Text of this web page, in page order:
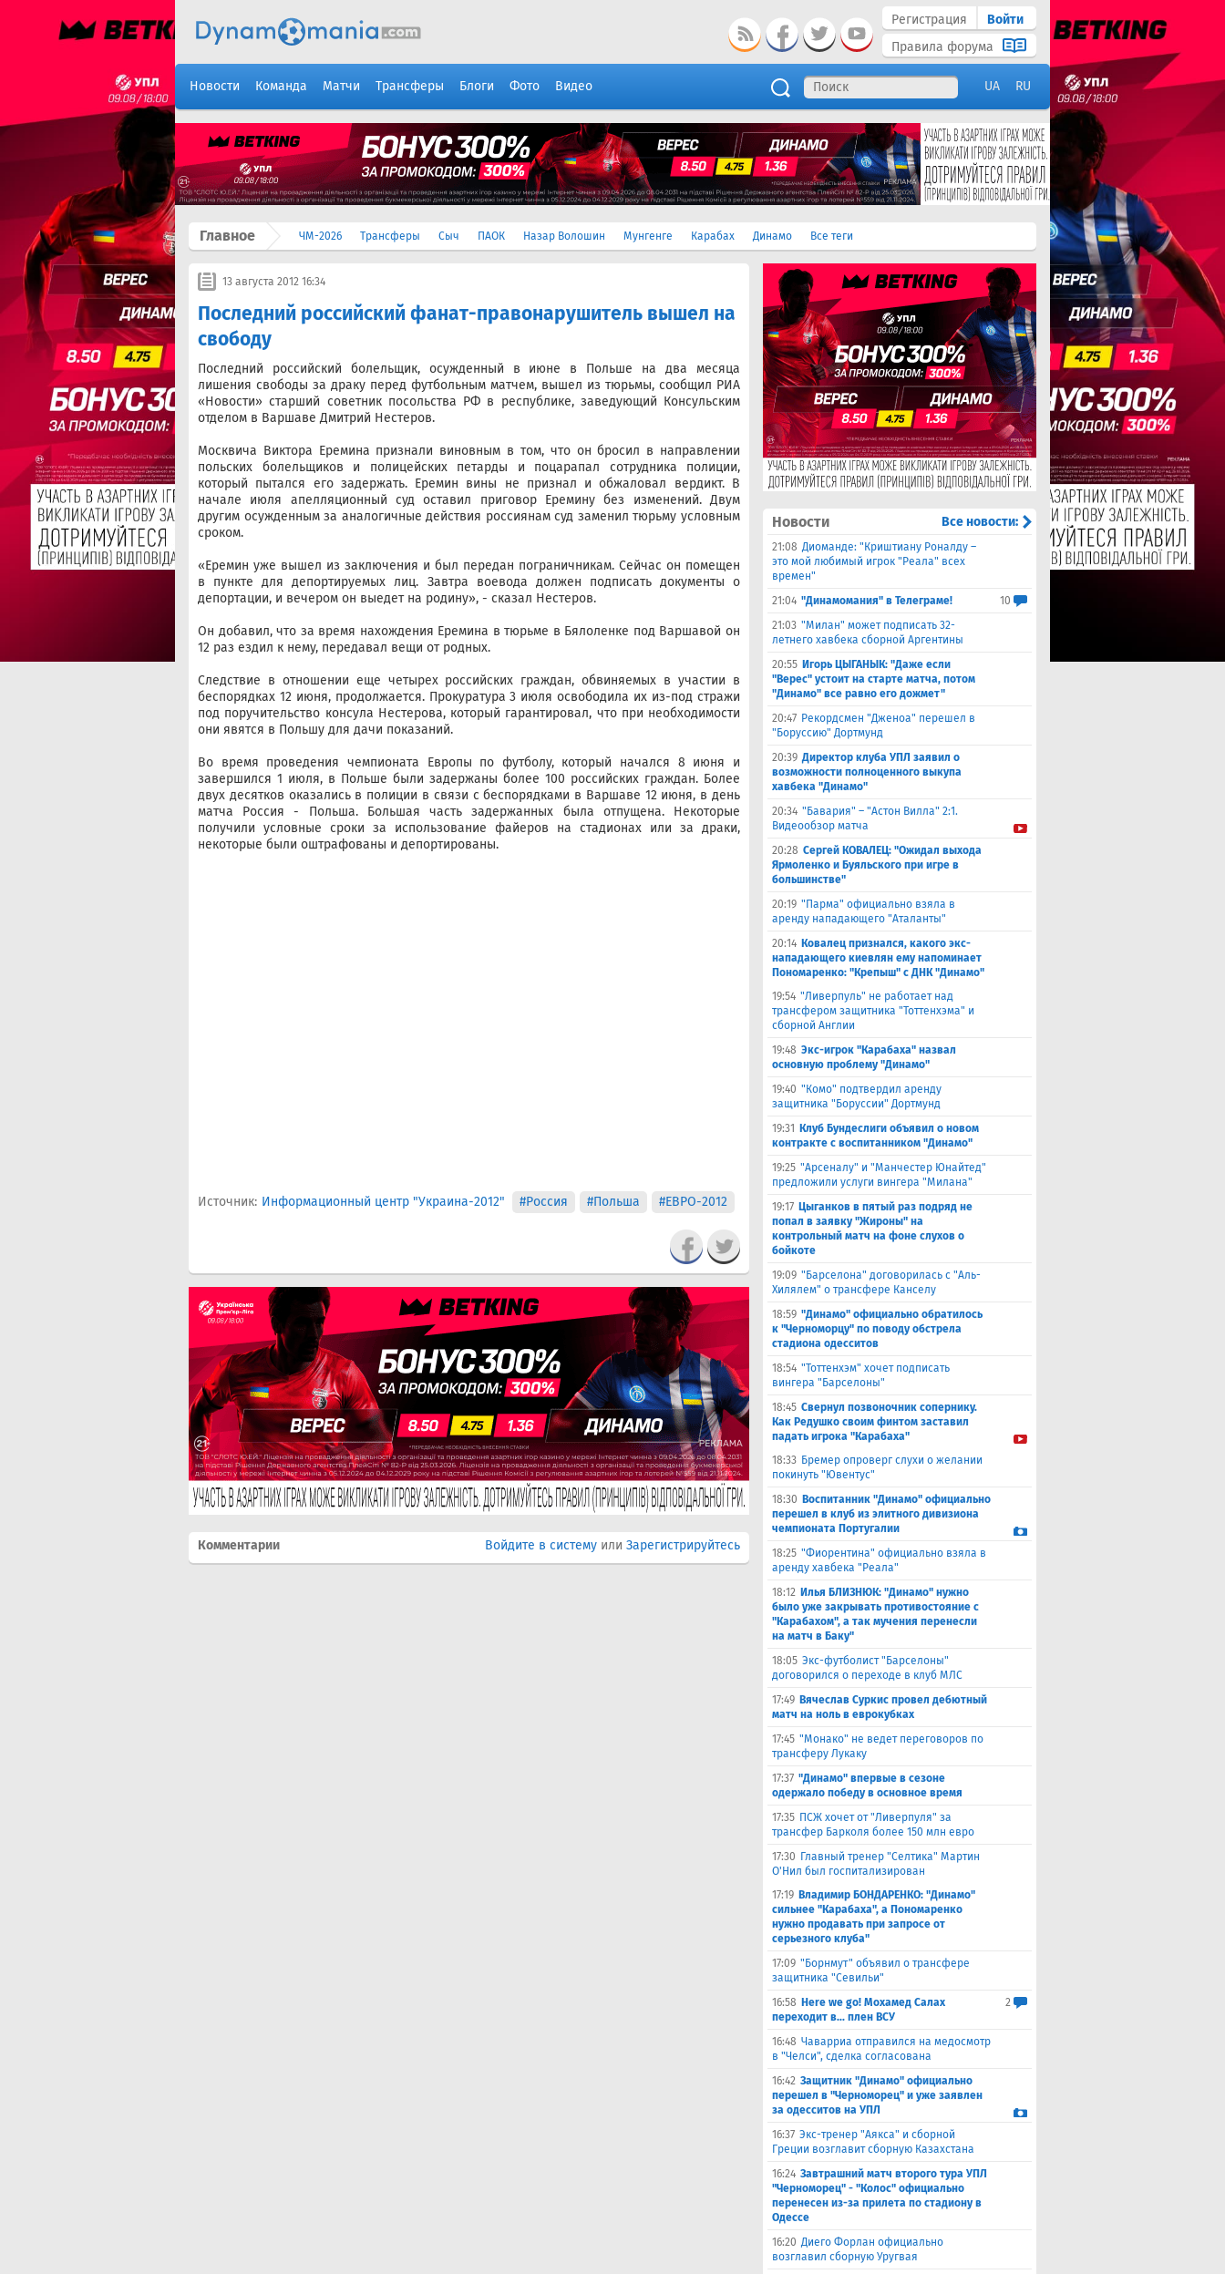
Регистрация
Войти
Правила форума
Новости Команда Матчи Трансферы Блоги Фото Видео UA RU
Главное ЧМ-2026 Трансферы Сыч ПАОК Назар Волошин Мунгенге Карабах Динамо Все теги
13 августа 2012 16:34
Последний российский фанат-правонарушитель вышел на
свободу
Последний российский болельщик, осужденный в июне в Польше на два месяца
лишения свободы за драку перед футбольным матчем, вышел из тюрьмы, сообщил РИА
«Новости» старший советник посольства РФ в республике, заведующий Консульским
отделом в Варшаве Дмитрий Нестеров.
Москвича Виктора Еремина признали виновным в том, что он бросил в направлении
польских болельщиков и полицейских петарды и поцарапал сотрудника полиции,
который пытался его задержать. Еремин вины не признал и обжаловал вердикт. В
начале июля апелляционный суд оставил приговор Еремину без изменений. Двум
другим осужденным за аналогичные действия россиянам суд заменил тюрьму условным
сроком.
«Еремин уже вышел из заключения и был передан пограничникам. Сейчас он помещен
в пункте для депортируемых лиц. Завтра воевода должен подписать документы о
депортации, и вечером он выедет на родину», - сказал Нестеров.
Он добавил, что за время нахождения Еремина в тюрьме в Бялоленке под Варшавой он
12 раз ездил к нему, передавал вещи от родных.
Следствие в отношении еще четырех российских граждан, обвиняемых в участии в
беспорядках 12 июня, продолжается. Прокуратура 3 июля освободила их из-под стражи
под поручительство консула Нестерова, который гарантировал, что при необходимости
они явятся в Польшу для дачи показаний.
Во время проведения чемпионата Европы по футболу, который начался 8 июня и
завершился 1 июля, в Польше были задержаны более 100 российских граждан. Более
двух десятков оказались в полиции в связи с беспорядками в Варшаве 12 июня, в день
матча Россия - Польша. Большая часть задержанных была отпущена. Некоторые
получили условные сроки за использование файеров на стадионах или за драки,
некоторые были оштрафованы и депортированы.
Источник: Информационный центр "Украина-2012" #Россия #Польша #ЕВРО-2012
Комментарии Войдите в систему или Зарегистрируйтесь
Новости Все новости:
21:08 Диоманде: "Криштиану Роналду –
это мой любимый игрок "Реала" всех
времен"
21:04 "Динамомания" в Телеграме!
10
21:03 "Милан" может подписать 32-
летнего хавбека сборной Аргентины
20:55 Игорь ЦЫГАНЫК: "Даже если
"Верес" устоит на старте матча, потом
"Динамо" все равно его дожмет"
20:47 Рекордсмен "Дженоа" перешел в
"Боруссию" Дортмунд
20:39 Директор клуба УПЛ заявил о
возможности полноценного выкупа
хавбека "Динамо"
20:34 "Бавария" – "Астон Вилла" 2:1.
Видеообзор матча
20:28 Сергей КОВАЛЕЦ: "Ожидал выхода
Ярмоленко и Буяльского при игре в
большинстве"
20:19 "Парма" официально взяла в
аренду нападающего "Аталанты"
20:14 Ковалец признался, какого экс-
нападающего киевлян ему напоминает
Пономаренко: "Крепыш" с ДНК "Динамо"
19:54 "Ливерпуль" не работает над
трансфером защитника "Тоттенхэма" и
сборной Англии
19:48 Экс-игрок "Карабаха" назвал
основную проблему "Динамо"
19:40 "Комо" подтвердил аренду
защитника "Боруссии" Дортмунд
19:31
Клуб Бундеслиги объявил о новом
контракте с воспитанником "Динамо"
19:25 "Арсеналу" и "Манчестер Юнайтед"
предложили услуги вингера "Милана"
19:17 Цыганков в пятый раз подряд не
попал в заявку "Жироны" на
контрольный матч на фоне слухов о
бойкоте
19:09 "Барселона" договорилась с "Аль-
Хилялем" о трансфере Канселу
18:59 "Динамо" официально обратилось
к "Черноморцу" по поводу обстрела
стадиона одесситов
18:54 "Тоттенхэм" хочет подписать
вингера "Барселоны"
18:45 Свернул позвоночник сопернику.
Как Редушко своим финтом заставил
падать игрока "Карабаха"
18:33 Бремер опроверг слухи о желании
покинуть "Ювентус"
18:30 Воспитанник "Динамо" официально
перешел в клуб из элитного дивизиона
чемпионата Португалии
18:25 "Фиорентина" официально взяла в
аренду хавбека "Реала"
18:12 Илья БЛИЗНЮК: "Динамо" нужно
было уже закрывать противостояние с
"Карабахом", а так мучения перенесли
на матч в Баку"
18:05 Экс-футболист "Барселоны"
договорился о переходе в клуб МЛС
17:49 Вячеслав Суркис провел дебютный
матч на ноль в еврокубках
17:45 "Монако" не ведет переговоров по
трансферу Лукаку
17:37 "Динамо" впервые в сезоне
одержало победу в основное время
17:35 ПСЖ хочет от "Ливерпуля" за
трансфер Барколя более 150 млн евро
17:30 Главный тренер "Селтика" Мартин
О'Нил был госпитализирован
17:19 Владимир БОНДАРЕНКО: "Динамо"
сильнее "Карабаха", а Пономаренко
нужно продавать при запросе от
серьезного клуба"
17:09 "Борнмут" объявил о трансфере
защитника "Севильи"
16:58 Here we go! Мохамед Салах
переходит в... плен ВСУ
2
16:48 Чаварриа отправился на медосмотр
в "Челси", сделка согласована
16:42 Защитник "Динамо" официально
перешел в "Черноморец" и уже заявлен
за одесситов на УПЛ
16:37 Экс-тренер "Аякса" и сборной
Греции возглавит сборную Казахстана
16:24 Завтрашний матч второго тура УПЛ
"Черноморец" - "Колос" официально
перенесен из-за прилета по стадиону в
Одессе
16:20 Диего Форлан официально
возглавил сборную Уругвая